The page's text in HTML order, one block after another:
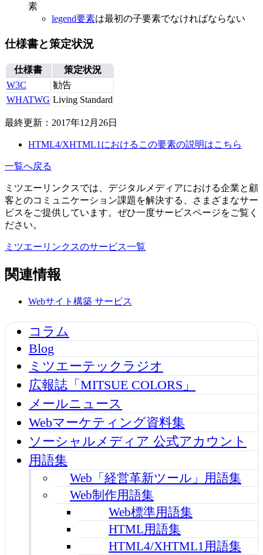
素
legend要素は最初の子要素でなければならない
仕様書と策定状況
仕様書
策定状況
W3C
勧告
WHATWG Living Standard
最終更新：2017年12月26日
HTML4/XHTML1におけるこの要素の説明はこちら
一覧へ戻る
ミツエーリンクスでは、デジタルメディアにおける企業と顧
客とのコミュニケーション課題を解決する、さまざまなサー
ビスをご提供しています。ぜひ一度サービスページをご覧く
ださい。
ミツエーリンクスのサービス一覧
関連情報
Webサイト構築 サービス
コラム
Blog
ミツエーテックラジオ
広報誌「MITSUE COLORS」
メールニュース
Webマーケティング資料集
ソーシャルメディア 公式アカウント
用語集
Web「経営革新ツール」用語集
Web制作用語集
Web標準用語集
HTML用語集
HTML4/XHTML1用語集